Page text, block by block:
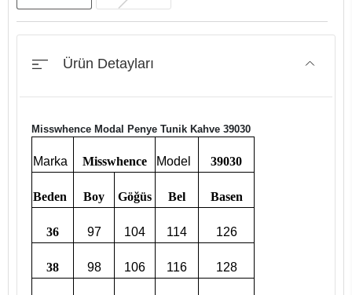
Ürün Detayları
Misswhence Modal Penye Tunik Kahve 39030
Marka Misswhence Model 39030
Beden Boy Göğüs Bel Basen
36 97 104 114 126
38 98 106 116 128